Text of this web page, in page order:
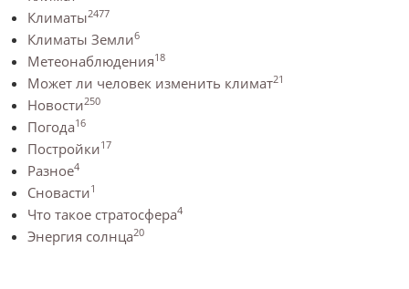
Климаты2477
Климаты Земли6
Метеонаблюдения18
Может ли человек изменить климат21
Новости250
Погода16
Постройки17
Разное4
Сновасти1
Что такое стратосфера4
Энергия солнца20